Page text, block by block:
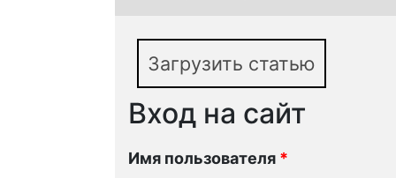
Загрузить статью
Вход на сайт
Имя пользователя *